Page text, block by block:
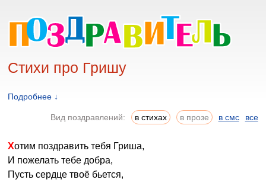
Стихи про Гришу
Подробнее ↓
Вид поздравлений: в стихах в прозе в смс все
Хотим поздравить тебя Гриша,
И пожелать тебе добра,
Пусть сердце твоё бьется,